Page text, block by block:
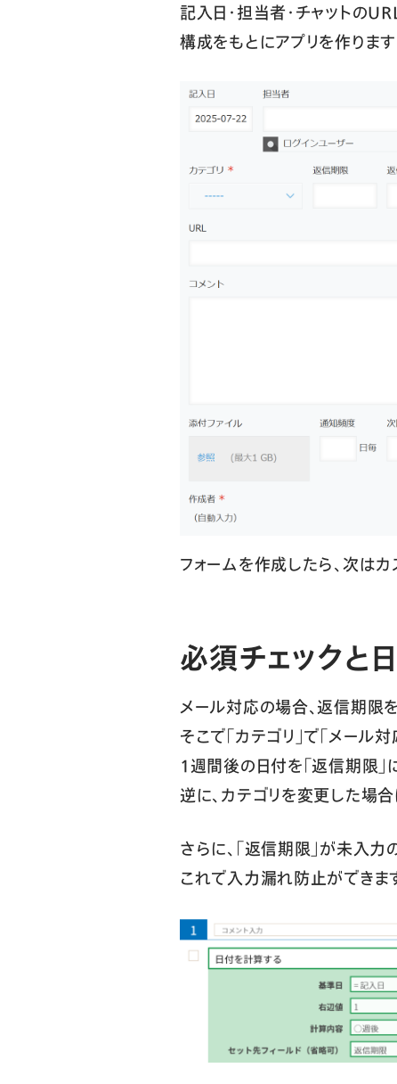
記入日・担当者・チャットの
構成をもとにアプリを作ります
フォームを作成したら、次は
必須チェックと
メール対応の場合、返信期限
そこで「カテゴリ」で「メール
1週間後の日付を「返信期限」
逆に、カテゴリを変更した場合
さらに、「返信期限」が未入
これで入力漏れ防止ができま